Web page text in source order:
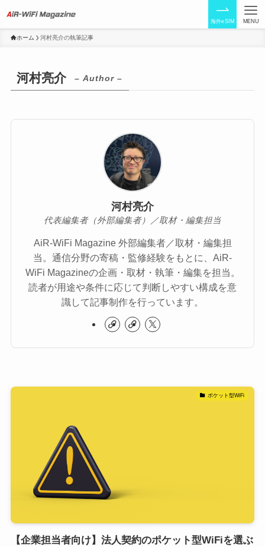
海外eSIM MENU
ホーム 河村亮介の執筆記事
河村亮介 – Author –
河村亮介
代表編集者（外部編集者）／取材・編集担当
AiR-WiFi Magazine 外部編集者／取材・編集担
当。通信分野の寄稿・監修経験をもとに、AiR-
WiFi Magazineの企画・取材・執筆・編集を担当。
読者が用途や条件に応じて判断しやすい構成を意
識して記事制作を行っています。
ポケット型WiFi
【企業担当者向け】法人契約のポケット型WiFiを選ぶ